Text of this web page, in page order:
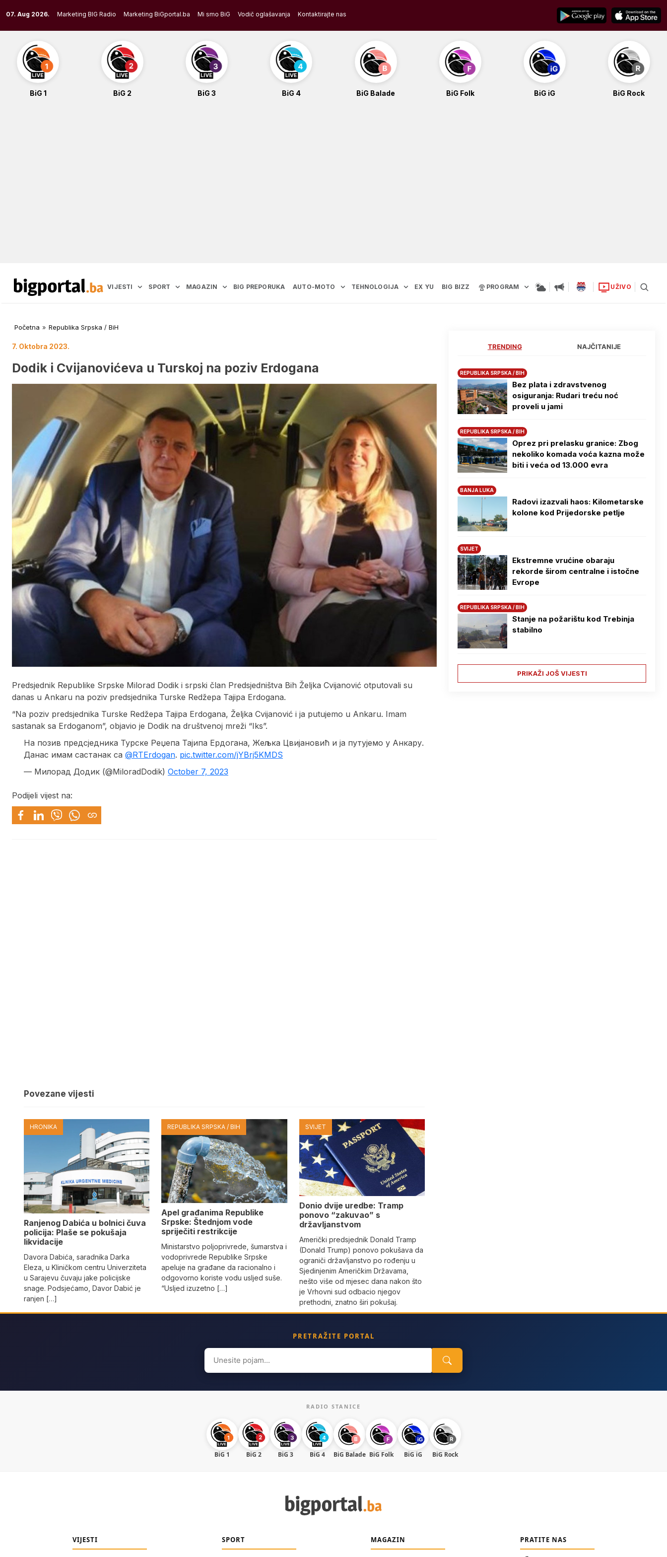
to
content
07. Aug 2026. Marketing BIG Radio Marketing BiGportal.ba Mi smo BiG Vodič oglašavanja Kontaktirajte nas
BiG 1 BiG 2 BiG 3 BiG 4 BiG Balade BiG Folk BiG iG BiG Rock
VIJESTI SPORT MAGAZIN BIG PREPORUKA AUTO-MOTO TEHNOLOGIJA EX YU BIG BIZZ PROGRAM UŽIVO
Početna » Republika Srpska / BiH
7. Oktobra 2023.
Dodik i Cvijanovićeva u Turskoj na poziv Erdogana
Predsjednik Republike Srpske Milorad Dodik i srpski član Predsjedništva Bih Željka Cvijanović otputovali su
danas u Ankaru na poziv predsjednika Turske Redžepa Tajipa Erdogana.
“Na poziv predsjednika Turske Redžepa Tajipa Erdogana, Željka Cvijanović i ja putujemo u Ankaru. Imam
sastanak sa Erdoganom”, objavio je Dodik na društvenoj mreži “Iks”.
На позив предсједника Турске Реџепа Тајипа Ердогана, Жељкa Цвијановић и ја путујемo у Анкару.
Данас имам састанак са @RTErdogan. pic.twitter.com/jYBrj5KMDS
— Милорад Додик (@MiloradDodik) October 7, 2023
Podijeli vijest na:
Povezane vijesti
HRONIKA
Ranjenog Dabića u bolnici čuva
policija: Plaše se pokušaja
likvidacije
Davora Dabića, saradnika Darka
Eleza, u Kliničkom centru Univerziteta
u Sarajevu čuvaju jake policijske
snage. Podsjećamo, Davor Dabić je
ranjen […]
REPUBLIKA SRPSKA / BIH
Apel građanima Republike
Srpske: Štednjom vode
spriječiti restrikcije
Ministarstvo poljoprivrede, šumarstva i
vodoprivrede Republike Srpske
apeluje na građane da racionalno i
odgovorno koriste vodu usljed suše.
“Usljed izuzetno […]
SVIJET
Donio dvije uredbe: Tramp
ponovo “zakuvao” s
državljanstvom
Američki predsjednik Donald Tramp
(Donald Trump) ponovo pokušava da
ograniči državljanstvo po rođenju u
Sjedinjenim Američkim Državama,
nešto više od mjesec dana nakon što
je Vrhovni sud odbacio njegov
prethodni, znatno širi pokušaj.
TRENDING NAJČITANIJE
REPUBLIKA SRPSKA / BIH
Bez plata i zdravstvenog
osiguranja: Rudari treću noć
proveli u jami
REPUBLIKA SRPSKA / BIH
Oprez pri prelasku granice: Zbog
nekoliko komada voća kazna može
biti i veća od 13.000 evra
BANJA LUKA
Radovi izazvali haos: Kilometarske
kolone kod Prijedorske petlje
SVIJET
Ekstremne vrućine obaraju
rekorde širom centralne i istočne
Evrope
REPUBLIKA SRPSKA / BIH
Stanje na požarištu kod Trebinja
stabilno
PRIKAŽI JOŠ VIJESTI
PRETRAŽITE PORTAL
Search
for:
RADIO STANICE
BiG 1 BiG 2 BiG 3 BiG 4 BiG Balade BiG Folk BiG iG BiG Rock
VIJESTI SPORT MAGAZIN PRATITE NAS